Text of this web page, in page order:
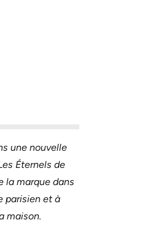
une nouvelle
Éternels de
la marque dans
parisien et à
maison.